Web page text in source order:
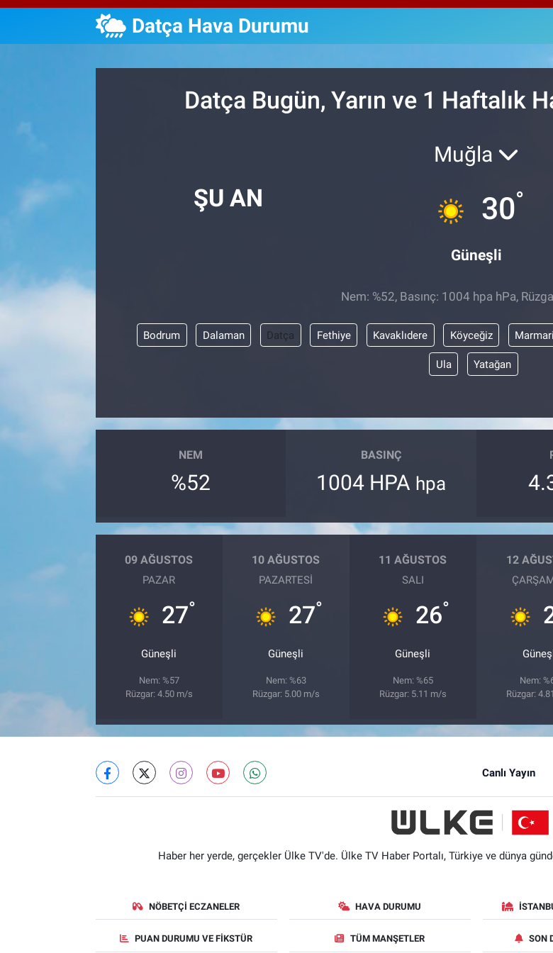
Datça Hava Durumu
Datça Bugün, Yarın ve 1 Haftalık
ŞU AN
Muğla
30°
Güneşli
Nem: %52, Basınç: 1004 hpa hPa,
Bodrum Dalaman Datça Fethiye Kavaklıdere Köyceğiz
Ula Yatağan
NEM
%52
BASINÇ
1004 HPA hpa
09 AĞUSTOS
PAZAR
27°
Güneşli
Nem: %57
Rüzgar: 4.50 m/s
10 AĞUSTOS
PAZARTESI
27°
Güneşli
Nem: %63
Rüzgar: 5.00 m/s
11 AĞUSTOS
SALI
26°
Güneşli
Nem: %65
Rüzgar: 5.11 m/s
12
Nem:
Rüzgar:
Canlı Yayın
Haber her yerde, gerçekler Ülke TV'de. Ülke TV Haber Portalı, Türkiye ve dünya
NÖBETÇI ECZANELER HAVA DURUMU
PUAN DURUMU VE FIKSTÜR TÜM MANŞETLER SON
Özel Haberler
Sağlık
Ramazan
Haber Arşivi